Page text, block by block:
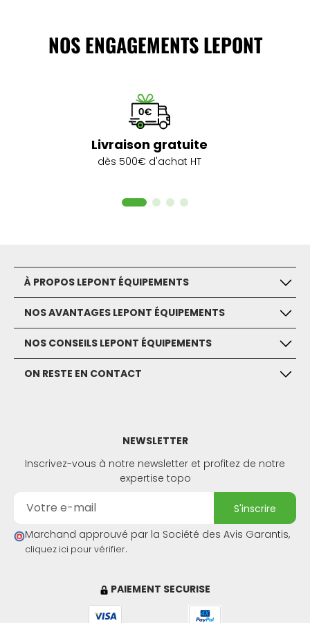
(1 avis)
NOS ENGAGEMENTS LEPONT
Livraison gratuite
dès 500€ d'achat HT
À PROPOS LEPONT ÉQUIPEMENTS
NOS AVANTAGES LEPONT ÉQUIPEMENTS
NOS CONSEILS LEPONT ÉQUIPEMENTS
ON RESTE EN CONTACT
PAIEMENT SECURISE
NEWSLETTER
Inscrivez-vous à notre newsletter et profitez de notre
expertise topo
s'inscrire
Marchand approuvé par la Société des Avis Garantis,
cliquez ici pour vérifier.